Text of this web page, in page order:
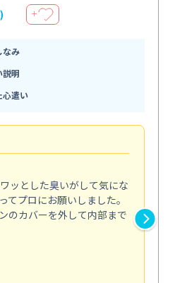
＋
なみ
説明
心遣い
ッとした臭いがして気にな
てプロにお願いしました。
のカバーを外して内部まで